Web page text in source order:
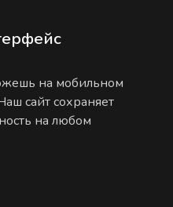
на мобильном
сайт сохраняет
на любом